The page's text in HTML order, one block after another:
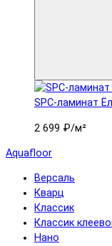
SPC-ламинат
2 699 ₽/м²
Aquafloor
Версаль
Кварц
Классик
Классик
Нано